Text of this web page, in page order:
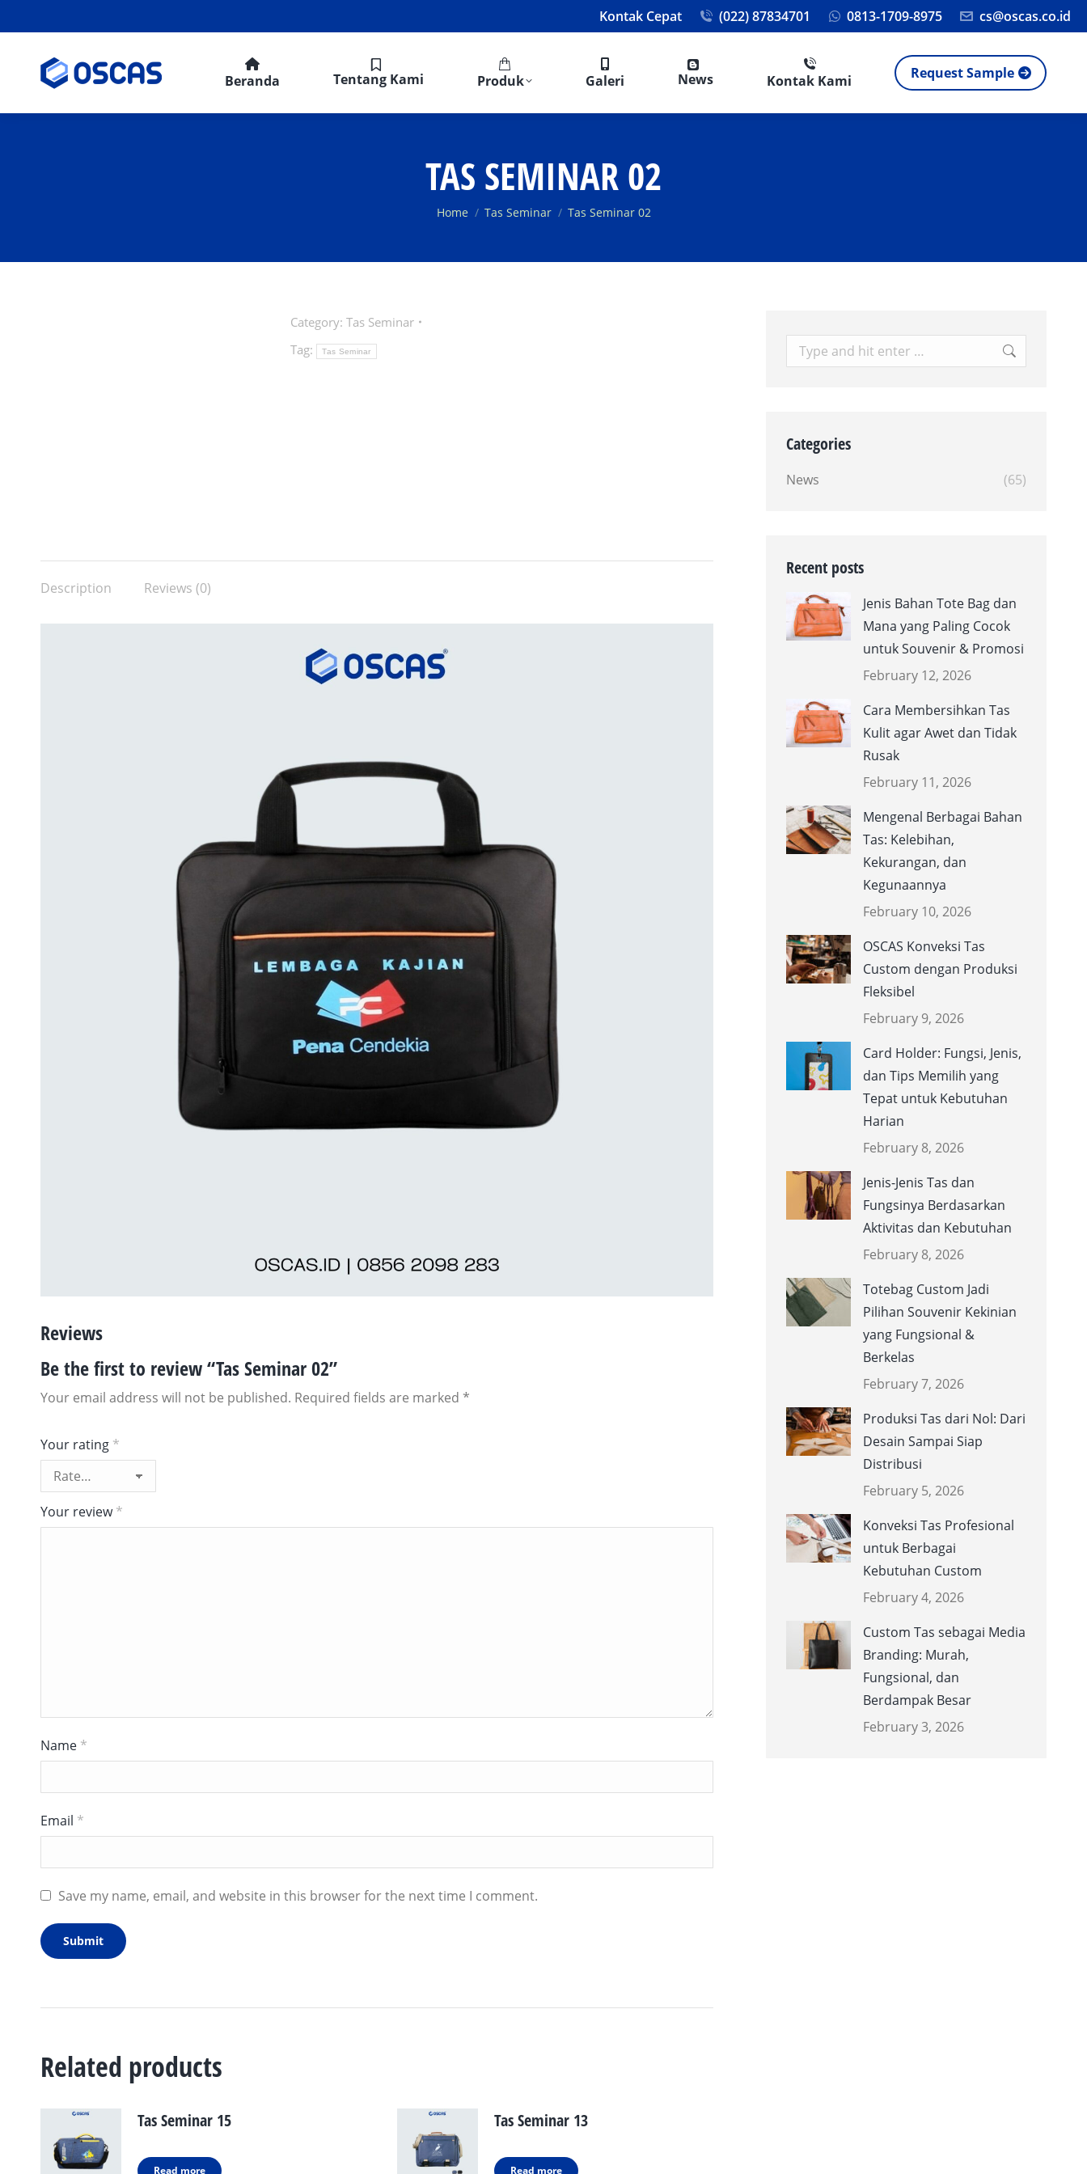
Kontak Cepat (022) 87834701 0813-1709-8975 cs@oscas.co.id
Beranda Tentang Kami Produk Galeri News Kontak Kami Request Sample
TAS SEMINAR 02
You are here:
Home Tas Seminar Tas Seminar 02
Category:Tas Seminar
Tag:
Tas Seminar
Description Reviews (0)
Reviews
Be the first to review “Tas Seminar 02”
Your email address will not be published. Required fields are marked *
Your rating *
Your review*
Name *
Email *
Save my name, email, and website in this browser for the next time I comment.
Related products
Tas Seminar 15
Read more
Tas Seminar 13
Read more
Search:
Categories
News (65)
Recent posts
Jenis Bahan Tote Bag dan
Mana yang Paling Cocok
untuk Souvenir & Promosi
February 12, 2026
Cara Membersihkan Tas
Kulit agar Awet dan Tidak
Rusak
February 11, 2026
Mengenal Berbagai Bahan
Tas: Kelebihan,
Kekurangan, dan
Kegunaannya
February 10, 2026
OSCAS Konveksi Tas
Custom dengan Produksi
Fleksibel
February 9, 2026
Card Holder: Fungsi, Jenis,
dan Tips Memilih yang
Tepat untuk Kebutuhan
Harian
February 8, 2026
Jenis-Jenis Tas dan
Fungsinya Berdasarkan
Aktivitas dan Kebutuhan
February 8, 2026
Totebag Custom Jadi
Pilihan Souvenir Kekinian
yang Fungsional &
Berkelas
February 7, 2026
Produksi Tas dari Nol: Dari
Desain Sampai Siap
Distribusi
February 5, 2026
Konveksi Tas Profesional
untuk Berbagai
Kebutuhan Custom
February 4, 2026
Custom Tas sebagai Media
Branding: Murah,
Fungsional, dan
Berdampak Besar
February 3, 2026